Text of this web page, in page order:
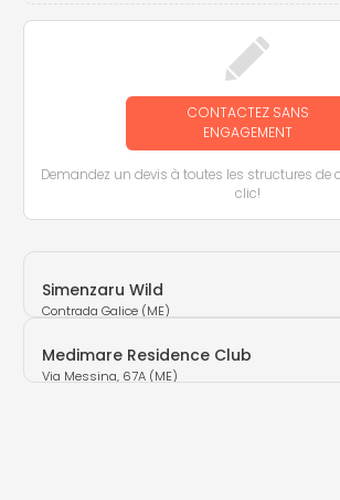
CONTACTEZ SANS
ENGAGEMENT
Demandez un devis à toutes les structures de
clic!
Simenzaru Wild
Contrada Galice (ME)
Medimare Residence Club
Via Messina, 67A (ME)